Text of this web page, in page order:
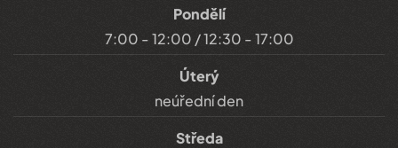
Pondělí
7:00 - 12:00 / 12:30 - 17:00
Úterý
neúřední den
Středa